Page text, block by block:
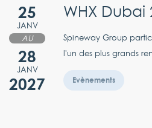
25
JANV
AU
28
JANV
2027
WHX Dubai
Spineway Group
l'un des plus grands
Evènements